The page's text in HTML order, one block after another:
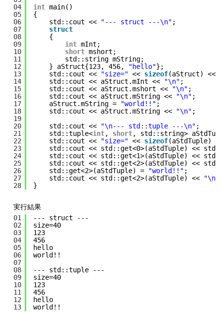
04
05
06
07
08
09
10
11
12
13
14
15
16
17
18
19
20
21
22
23
24
25
26
27
28
int main()
{
std::cout << "--- struct ---\n" ;
struct
{
int mInt;
short mshort;
std::string mString;
} aStruct{123, 456, "hello"};
std::cout << "size=" << sizeof(aStruct) <<
std::cout << aStruct.mInt << "\n" ;
std::cout << aStruct.mshort << "\n" ;
std::cout << aStruct.mString << "\n" ;
aStruct.mString = "world!!" ;
std::cout << aStruct.mString << "\n" ;
std::cout << "\n--- std::tuple ---\n" ;
std::tuple<int, short, std::string>
std::cout << "size=" << sizeof(aStdTuple)
std::cout << std::get<0>(aStdTuple) <<
std::cout << std::get<1>(aStdTuple) <<
std::cout << std::get<2>(aStdTuple) <<
std::get<2>(aStdTuple) = "world!!" ;
std::cout << std::get<2>(aStdTuple) << "\n"
}
実行結果
01
02
03
04
05
06
07
08
09
10
11
12
13
--- struct ---
size=40
123
456
hello
world!!
--- std::tuple ---
size=40
123
456
hello
world!!